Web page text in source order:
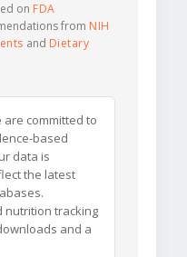
on FDA
from NIH
and Dietary
are committed to
based
data is
the latest
nutrition tracking
and a